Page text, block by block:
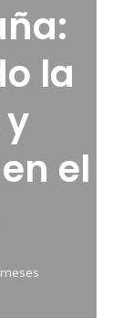
la
el